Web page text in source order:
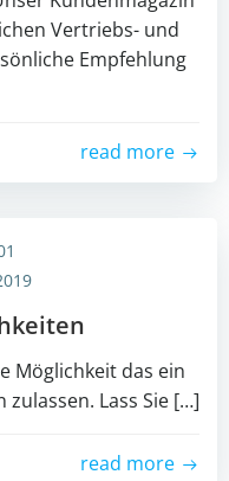
Vertriebs- und
Empfehlung
read more
Möglichkeit das ein
Lass Sie […]
read more